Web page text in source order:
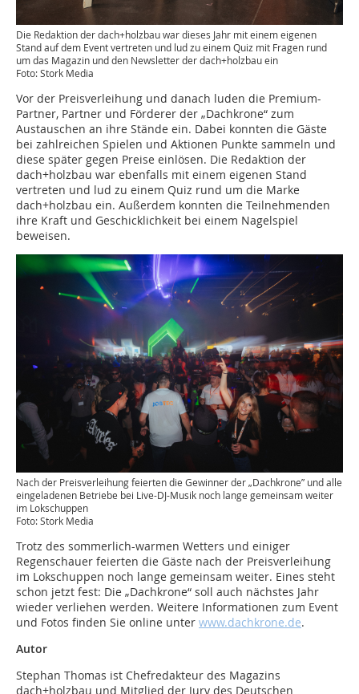
Die Redaktion der dach+holzbau war dieses Jahr mit einem eigenen
Stand auf dem Event vertreten und lud zu einem Quiz mit Fragen rund
um das Magazin und den Newsletter der dach+holzbau ein
Foto: Stork Media
Vor der Preisverleihung und danach luden die Premium-
Partner, Partner und Förderer der „Dachkrone“ zum
Austauschen an ihre Stände ein. Dabei konnten die Gäste
bei zahlreichen Spielen und Aktionen Punkte sammeln und
diese später gegen Preise einlösen. Die Redaktion der
dach+holzbau war ebenfalls mit einem eigenen Stand
vertreten und lud zu einem Quiz rund um die Marke
dach+holzbau ein. Außerdem konnten die Teilnehmenden
ihre Kraft und Geschicklichkeit bei einem Nagelspiel
beweisen.
Nach der Preisverleihung feierten die Gewinner der „Dachkrone” und alle
eingeladenen Betriebe bei Live-DJ-Musik noch lange gemeinsam weiter
im Lokschuppen
Foto: Stork Media
Trotz des sommerlich-warmen Wetters und einiger
Regenschauer feierten die Gäste nach der Preisverleihung
im Lokschuppen noch lange gemeinsam weiter. Eines steht
schon jetzt fest: Die „Dachkrone“ soll auch nächstes Jahr
wieder verliehen werden. Weitere Informationen zum Event
und Fotos finden Sie online unter www.dachkrone.de.
Autor
Stephan Thomas ist Chefredakteur des Magazins
dach+holzbau und Mitglied der Jury des Deutschen